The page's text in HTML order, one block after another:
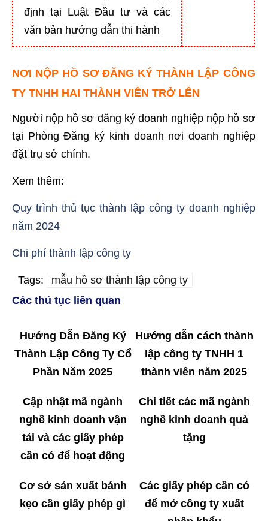
định tại Luật Đầu tư và các
văn bản hướng dẫn thi hành
NƠI NỘP HỒ SƠ ĐĂNG KÝ THÀNH LẬP CÔNG
TY TNHH HAI THÀNH VIÊN TRỞ LÊN
Người nộp hồ sơ đăng ký doanh nghiệp nộp hồ sơ
tại Phòng Đăng ký kinh doanh nơi doanh nghiệp
đặt trụ sở chính.
Xem thêm:
Quy trình thủ tục thành lập công ty doanh nghiệp
năm 2024
Chi phí thành lập công ty
Tags:
mẫu hồ sơ thành lập công ty
Các thủ tục liên quan
Hướng Dẫn Đăng Ký
Thành Lập Công Ty Cổ
Phần Năm 2025
Hướng dẫn cách thành
lập công ty TNHH 1
thành viên năm 2025
Cập nhật mã ngành
nghề kinh doanh vận
tải và các giấy phép
cần có để hoạt động
Chi tiết các mã ngành
nghề kinh doanh quà
tặng
Cơ sở sản xuất bánh
kẹo cần giấy phép gì
Các giấy phép cần có
để mở công ty xuất